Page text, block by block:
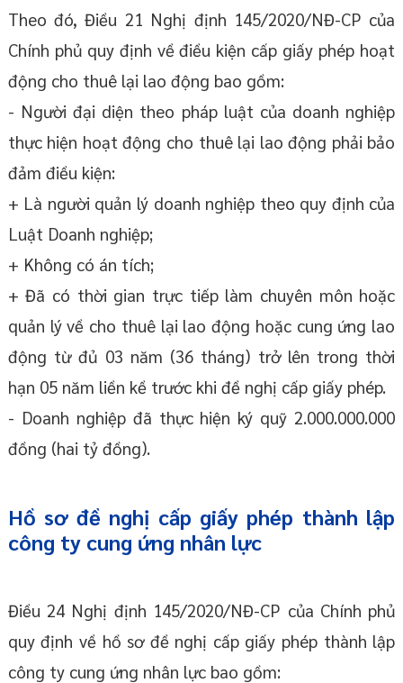
Theo đó, Điều 21 Nghị định 145/2020/NĐ-CP của
Chính phủ quy định về điều kiện cấp giấy phép hoạt
động cho thuê lại lao động bao gồm:
- Người đại diện theo pháp luật của doanh nghiệp
thực hiện hoạt động cho thuê lại lao động phải bảo
đảm điều kiện:
+ Là người quản lý doanh nghiệp theo quy định của
Luật Doanh nghiệp;
+ Không có án tích;
+ Đã có thời gian trực tiếp làm chuyên môn hoặc
quản lý về cho thuê lại lao động hoặc cung ứng lao
động từ đủ 03 năm (36 tháng) trở lên trong thời
hạn 05 năm liền kề trước khi đề nghị cấp giấy phép.
- Doanh nghiệp đã thực hiện ký quỹ 2.000.000.000
đồng (hai tỷ đồng).
Hồ sơ đề nghị cấp giấy phép thành lập
công ty cung ứng nhân lực
Điều 24 Nghị định 145/2020/NĐ-CP của Chính phủ
quy định về hồ sơ đề nghị cấp giấy phép thành lập
công ty cung ứng nhân lực bao gồm: